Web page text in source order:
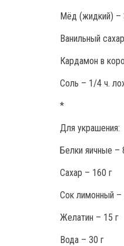
Мёд (жидкий) –
Ванильный
Кардамон в
Соль – 1/4 ч.
*
Для украшения:
Белки яичные –
Сахар – 160 г
Сок лимонный –
Желатин – 15 г
Вода – 30 г